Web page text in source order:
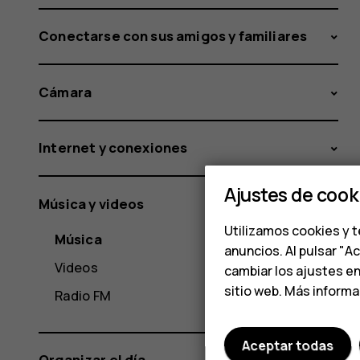
Conectarse con sus amigos y familiares
Cámara
Internet y conexiones
Música y videos
Música
Videos
Radio FM
Ajustes de
Utilizamos cookies y
anuncios. Al pulsar
cambiar los ajustes
sitio web. Más
Aceptar todas